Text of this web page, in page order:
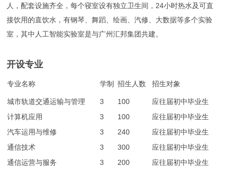
人，配套设施齐全，每个寝室设有独立卫生间，24小时热水及可直
接饮用的直饮水，有钢琴、舞蹈、绘画、汽修、大数据等多个实验
室，其中人工智能实验室是与广州汇邦集团共建。
开设专业
专业名称 学制 招生人数 招生对象
城市轨道交通运输与管理 3 100
应往届初中毕业生
计算机应用
3 100
应往届初中毕业生
汽车运用与维修
3 240
应往届初中毕业生
通信技术
3 300
应往届初中毕业生
通信运营与服务
3 200
应往届初中毕业生